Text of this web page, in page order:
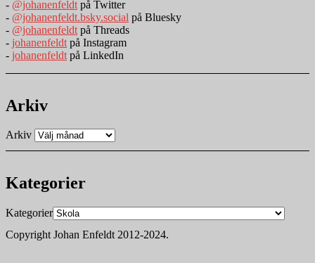
- @johanenfeldt på Twitter
- @johanenfeldt.bsky.social på Bluesky
- @johanenfeldt på Threads
- johanenfeldt på Instagram
- johanenfeldt på LinkedIn
Arkiv
Arkiv
Kategorier
Kategorier
Copyright Johan Enfeldt 2012-2024.